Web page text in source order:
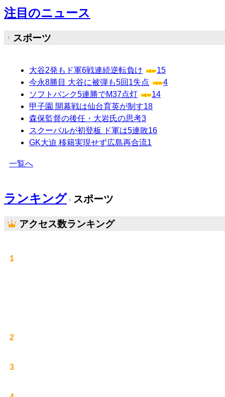
注目のニュース
スポーツ
大谷2発もド軍6戦連続逆転負け
15
今永8勝目 大谷に被弾も5回1失点
4
ソフトバンク5連勝でM37点灯
14
甲子園 開幕戦は仙台育英が制す18
森保監督の後任・大岩氏の思考3
スクーバルが初登板 ド軍は5連敗16
GK大迫 移籍実現せず広島再合流1
一覧へ
ランキング スポーツ
アクセス数ランキング
1
2
3